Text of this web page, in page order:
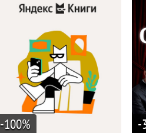
-100% -